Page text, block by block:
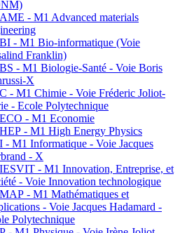
- M1 Advanced materials
- M1 Bio-informatique (Voie
Franklin)
- M1 Biologie-Santé - Voie Boris
X
- M1 Chimie - Voie Fréderic Joliot-
- Ecole Polytechnique
- M1 Economie
- M1 High Energy Physics
- M1 Informatique - Voie Jacques
- X
- M1 Innovation, Entreprise, et
- Voie Innovation technologique
- M1 Mathématiques et
- Voie Jacques Hadamard -
Polytechnique